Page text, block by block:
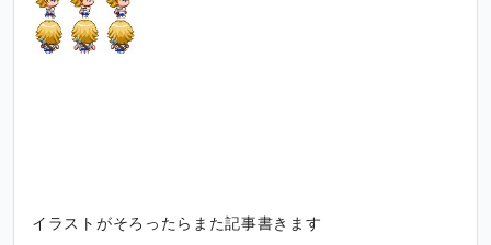
イラストがそろったらまた記事書きます